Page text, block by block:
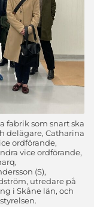
fabrik som snart ska
delägare, Catharina
ordförande,
vice ordförande,
(S),
utredare på
i Skåne län, och